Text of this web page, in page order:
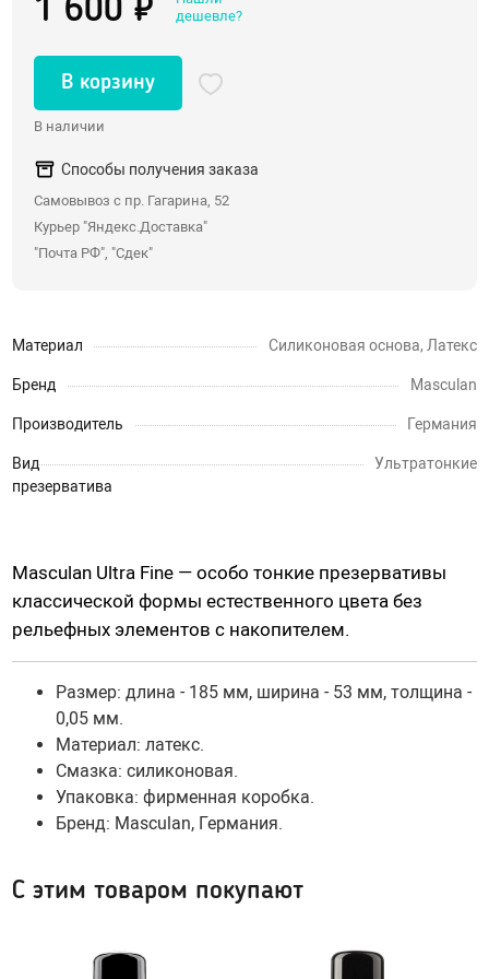
Насадки для двойного проникновения
С вибрацией
С римминг эффектом
Массажеры простаты
Надувные пробки, тоннели
Анальные крюки
С дистанционным управлением
Анатомические страпоны
Вагины, мастурбаторы
Попки
Ротики, грудь
Яйца, мини-мастурбаторы
Вибро-мастурбаторы
Секс-куклы
Хай-тек мастурбаторы
Помпа вакуумная
Материал Силиконовая основа, Латекс
Бренд Masculan
Производитель Германия
Вид
презерватива
Ультратонкие
1 600 ₽
дешевле?
В корзину
В наличии
Способы получения заказа
Самовывоз с пр. Гагарина, 52
Курьер "Яндекс.Доставка"
"Почта РФ", "Сдек"
Masculan Ultra Fine — особо тонкие презервативы
классической формы естественного цвета без
рельефных элементов с накопителем.
Размер: длина - 185 мм, ширина - 53 мм, толщина -
0,05 мм.
Материал: латекс.
Смазка: силиконовая.
Упаковка: фирменная коробка.
Бренд: Masculan, Германия.
С этим товаром покупают